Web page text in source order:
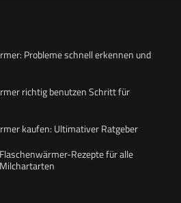
Probleme schnell erkennen und
richtig benutzen Schritt für
kaufen: Ultimativer Ratgeber
Flaschenwärmer-Rezepte für alle
Milchartarten